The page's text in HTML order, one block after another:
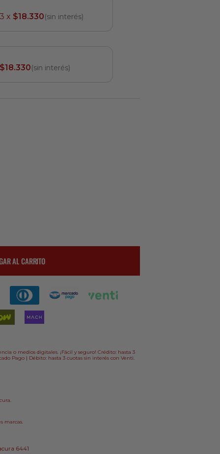
x $18.330(sin interés)
(sin interés)
AL CARRITO
o medios digitales. ¡Fácil y seguro! Crédito: hasta 3
Pago | Débito: hasta 3 cuotas sin interés con Venti.
marcas.
6441